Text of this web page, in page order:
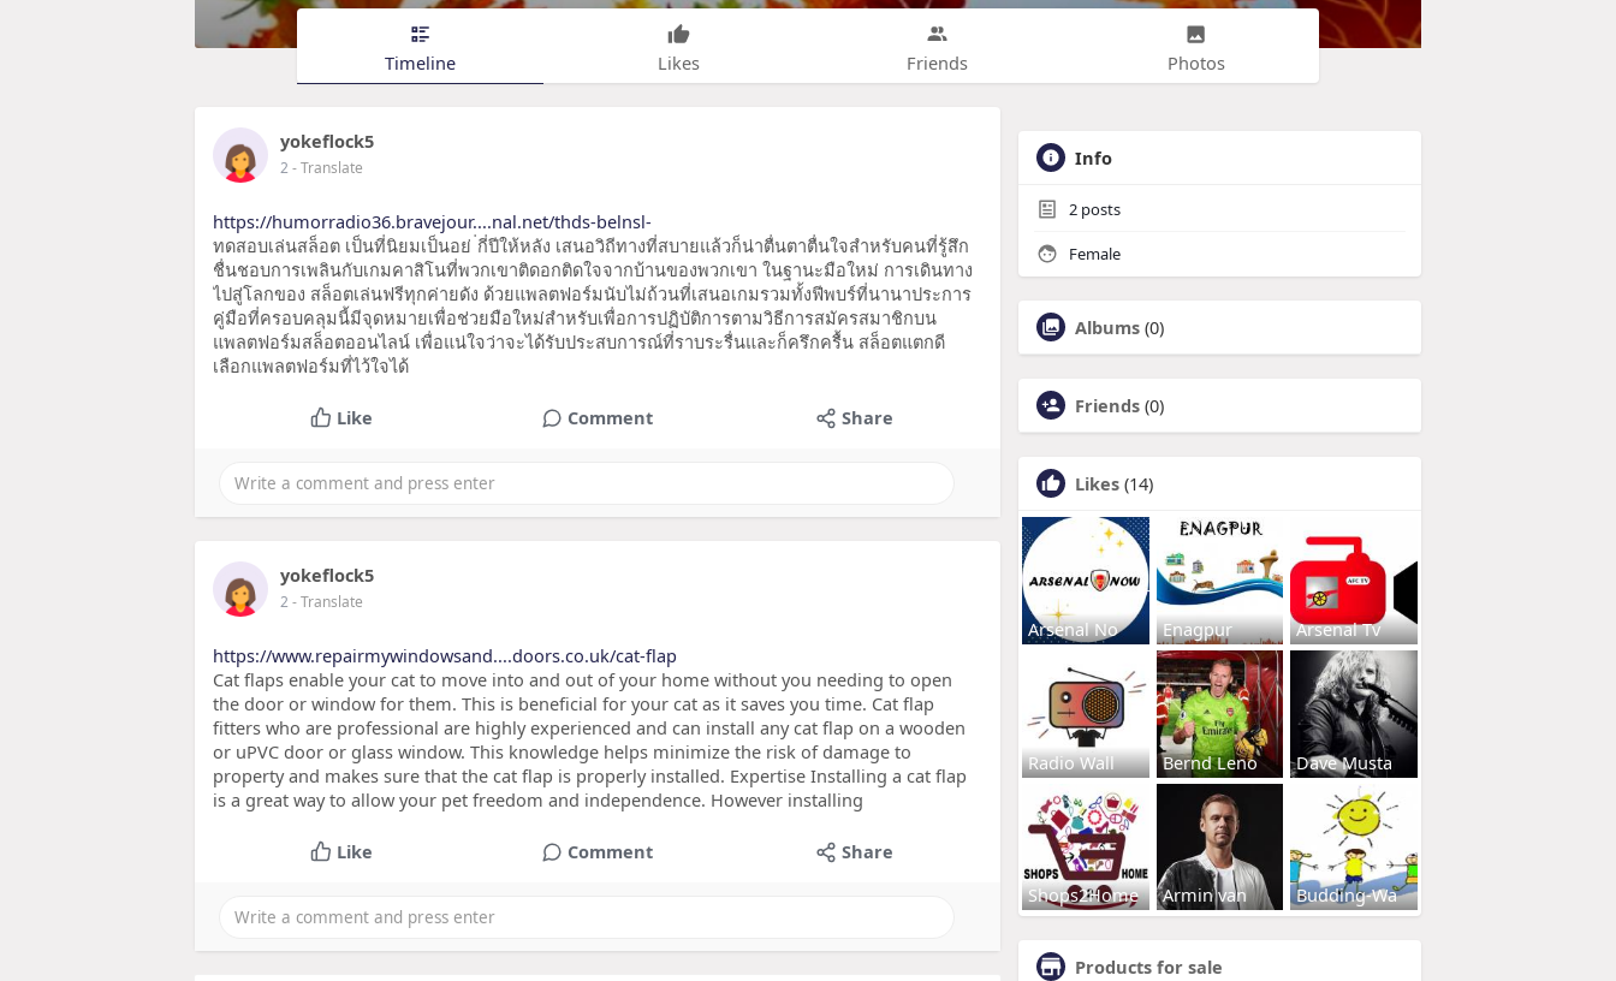
Timeline Likes Friends Photos
yokeflock5
2- Translate
https://humorradio36.bravejour....nal.net/thds-belnsl-
ทดสอบเล่นสล็อต เป็นที่นิยมเป็นอย่ ่กี่ปีให้หลัง เสนอวิถีทางที่สบายแล้วก็น่าตื่นตาตื่นใจสำหรับคนที่รู้สึก
ชื่นชอบการเพลินกับเกมคาสิโนที่พวกเขาติดอกติดใจจากบ้านของพวกเขา ในฐานะมือใหม่ การเดินทาง
ไปสู่โลกของ สล็อตเล่นฟรีทุกค่ายดัง ด้วยแพลตฟอร์มนับไม่ถ้วนที่เสนอเกมรวมทั้งฟีพบร์ที่นานาประการ
คู่มือที่ครอบคลุมนี้มีจุดหมายเพื่อช่วยมือใหม่สำหรับเพื่อการปฏิบัติการตามวิธีการสมัครสมาชิกบน
แพลตฟอร์มสล็อตออนไลน์ เพื่อแน่ใจว่าจะได้รับประสบการณ์ที่ราบระรื่นและก็ครึกครื้น สล็อตแตกดี
เลือกแพลตฟอร์มที่ไว้ใจได้
Like Comment Share
yokeflock5
2- Translate
https://www.repairmywindowsand....doors.co.uk/cat-flap
Cat flaps enable your cat to move into and out of your home without you needing to open
the door or window for them. This is beneficial for your cat as it saves you time. Cat flap
fitters who are professional are highly experienced and can install any cat flap on a wooden
or uPVC door or glass window. This knowledge helps minimize the risk of damage to
property and makes sure that the cat flap is properly installed. Expertise Installing a cat flap
is a great way to allow your pet freedom and independence. However installing
Like Comment Share
Info
2 posts
Female
Albums (0)
Friends (0)
Likes (14)
Arsenal No Enagpur Arsenal Tv
Radio Wall Bernd Leno Dave Musta
Shops2Home Armin van Budding-Wa
Products for sale